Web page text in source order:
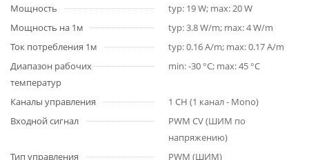
Мощность
typ: 19 W; max: 20 W
Мощность на 1м
typ: 3.8 W/m; max: 4 W/m
Ток потребления 1м
typ: 0.16 A/m; max: 0.17 A/m
Диапазон рабочих
температур
min: -30 °C; max: 45 °C
Каналы управления
1 CH (1 канал - Mono)
Входной сигнал
PWM СV (ШИМ по
напряжению)
Тип управления
PWM (ШИМ)